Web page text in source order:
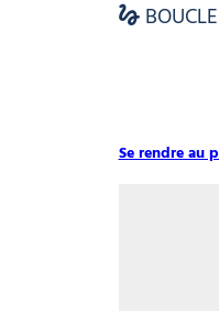
BOUCLE
Se rendre au